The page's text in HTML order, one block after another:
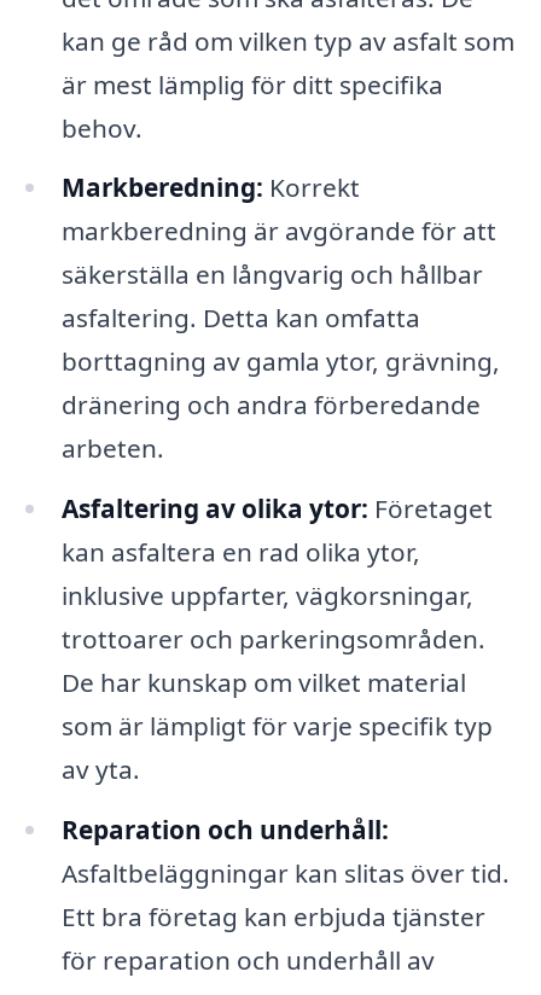
kan ge råd om vilken typ av asfalt som
är mest lämplig för ditt specifika
behov.
Markberedning: Korrekt
markberedning är avgörande för att
säkerställa en långvarig och hållbar
asfaltering. Detta kan omfatta
borttagning av gamla ytor, grävning,
dränering och andra förberedande
arbeten.
Asfaltering av olika ytor: Företaget
kan asfaltera en rad olika ytor,
inklusive uppfarter, vägkorsningar,
trottoarer och parkeringsområden.
De har kunskap om vilket material
som är lämpligt för varje specifik typ
av yta.
Reparation och underhåll:
Asfaltbeläggningar kan slitas över tid.
Ett bra företag kan erbjuda tjänster
för reparation och underhåll av